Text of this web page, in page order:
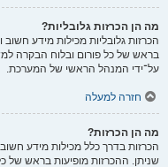
מה הן הכרזות גלובליות?
הכרזות גלובליות מכילות מידע
בראש של כל פורום ובלוח הבקרה
על־ידי המנהל הראשי של המערכת.
חזרה למעלה
מה הן הכרזות?
הכרזות בדרך כלל מכילות מידע
שניתן. ההכרזות מופיעות בראש של